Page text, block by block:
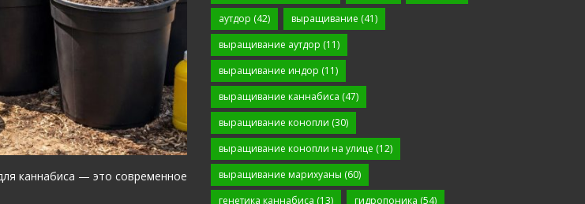
каннабиса — это современное
аутдор (42) выращивание (41)
выращивание аутдор (11)
выращивание индор (11)
выращивание каннабиса (47)
выращивание конопли (30)
выращивание конопли на улице (12)
выращивание марихуаны (60)
генетика каннабиса (13) гидропоника (54)